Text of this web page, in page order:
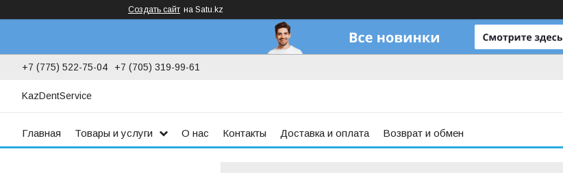
Создать сайт на Satu.kz
+7 (775) 522-75-04 +7 (705) 319-99-61
KazDentService
Главная Товары и услуги О нас Контакты Доставка и оплата Возврат и обмен